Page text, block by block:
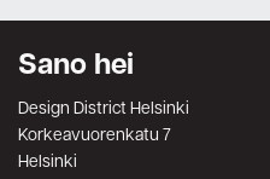
Sano hei
Design District Helsinki
Korkeavuorenkatu 7
Helsinki